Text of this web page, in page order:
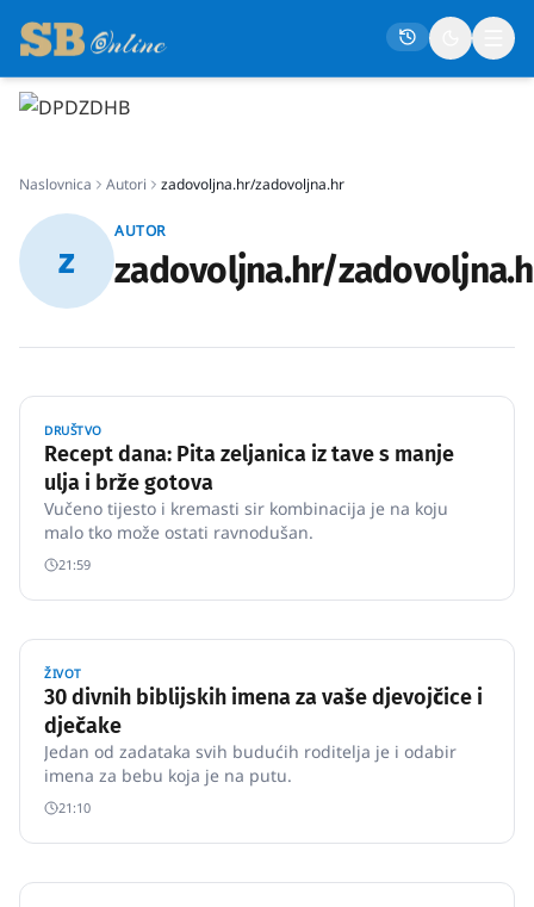
Društvo
Politika
Gospodarstvo
Sport
Kultura
Osmrtnice
Naslovnica Autori zadovoljna.hr/zadovoljna.hr
z
AUTOR
zadovoljna.hr/
DRUŠTVO
Recept dana: Pita zeljanica iz tave s manje
ulja i brže gotova
Vučeno tijesto i kremasti sir kombinacija je na koju
malo tko može ostati ravnodušan.
21:59
ŽIVOT
30 divnih biblijskih imena za vaše djevojčice i
dječake
Jedan od zadataka svih budućih roditelja je i odabir
imena za bebu koja je na putu.
21:10